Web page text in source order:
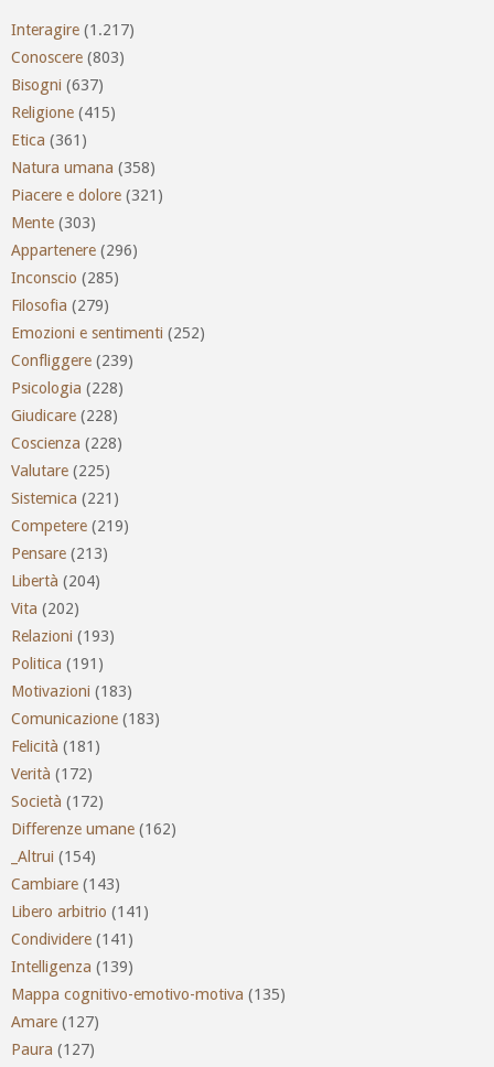
Interagire (1.217)
Conoscere (803)
Bisogni (637)
Religione (415)
Etica (361)
Natura umana (358)
Piacere e dolore (321)
Mente (303)
Appartenere (296)
Inconscio (285)
Filosofia (279)
Emozioni e sentimenti (252)
Confliggere (239)
Psicologia (228)
Giudicare (228)
Coscienza (228)
Valutare (225)
Sistemica (221)
Competere (219)
Pensare (213)
Libertà (204)
Vita (202)
Relazioni (193)
Politica (191)
Motivazioni (183)
Comunicazione (183)
Felicità (181)
Verità (172)
Società (172)
Differenze umane (162)
_Altrui (154)
Cambiare (143)
Libero arbitrio (141)
Condividere (141)
Intelligenza (139)
Mappa cognitivo-emotivo-motiva (135)
Amare (127)
Paura (127)